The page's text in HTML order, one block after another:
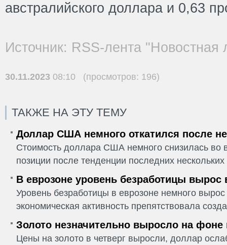
австралийского доллара и 0,63
Источник: RSS-лента "Новостная
30.11.2023 08:10 (просмотров: 196)
ТАКЖЕ НА ЭТУ ТЕМУ
Доллар США немного откатился после
Стоимость доллара США немного снизилась во
позиции после тенденции последних
В еврозоне уровень безработицы вырос
Уровень безработицы в еврозоне немного
экономическая активность препятствовала
Золото незначительно выросло на фоне
Цены на золото в четверг выросли, доллар